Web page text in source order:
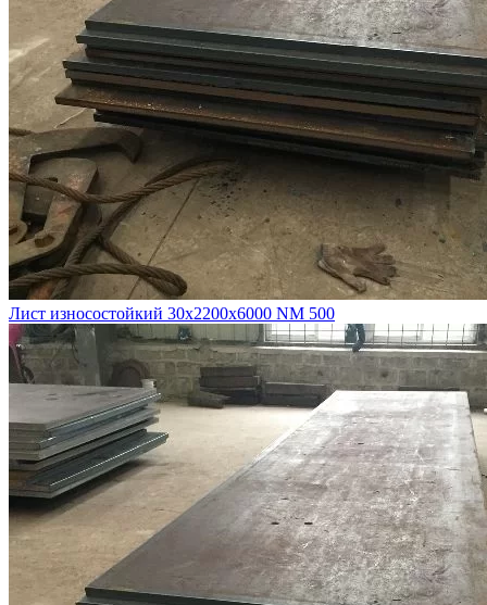
Лист износостойкий 30х2200х6000 NM 500